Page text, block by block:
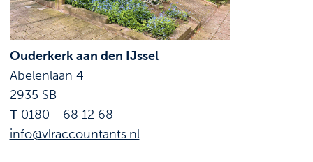
Ouderkerk aan den IJssel
Abelenlaan 4
2935 SB
T0180 - 68 12 68
info@vlraccountants.nl